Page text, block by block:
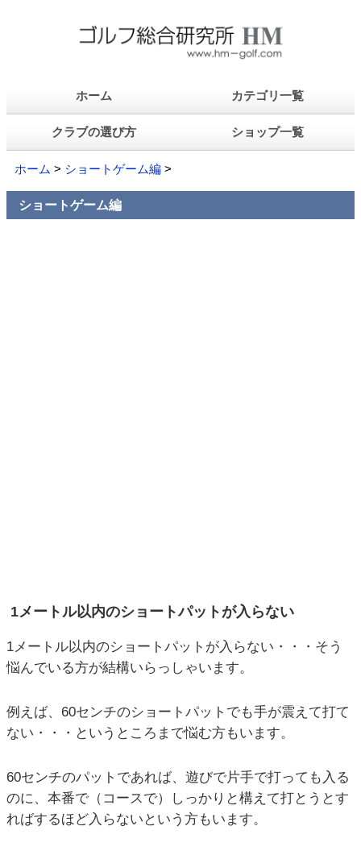
ホーム カテゴリ一覧
クラブの選び方 ショップ一覧
ホーム > ショートゲーム編 >
ショートゲーム編
1メートル以内のショートパットが入らない
1メートル以内のショートパットが入らない・・・そう
悩んでいる方が結構いらっしゃいます。
例えば、60センチのショートパットでも手が震えて打て
ない・・・というところまで悩む方もいます。
60センチのパットであれば、遊びで片手で打っても入る
のに、本番で（コースで）しっかりと構えて打とうとす
ればするほど入らないという方もいます。